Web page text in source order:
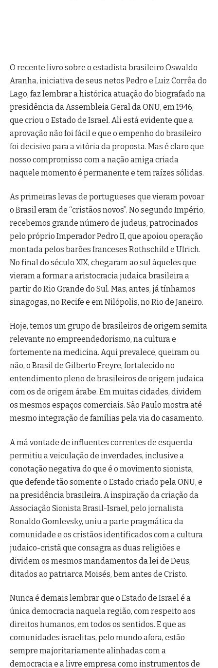
O recente livro sobre o estadista brasileiro Oswaldo
Aranha, iniciativa de seus netos Pedro e Luiz Corrêa do
Lago, faz lembrar a histórica atuação do biografado na
presidência da Assembleia Geral da ONU, em 1946,
que criou o Estado de Israel. Ali está evidente que a
aprovação não foi fácil e que o empenho do brasileiro
foi decisivo para a vitória da proposta. Mas é claro que
nosso compromisso com a nação amiga criada
naquele momento é permanente e tem raízes sólidas.
As primeiras levas de portugueses que vieram povoar
o Brasil eram de “cristãos novos”. No segundo Império,
recebemos grande número de judeus, patrocinados
pelo próprio Imperador Pedro II, que apoiou operação
montada pelos barões franceses Rothschild e Ulrich.
No final do século XIX, chegaram ao sul àqueles que
vieram a formar a aristocracia judaica brasileira a
partir do Rio Grande do Sul. Mas, antes, já tínhamos
sinagogas, no Recife e em Nilópolis, no Rio de Janeiro.
Hoje, temos um grupo de brasileiros de origem semita
relevante no empreendedorismo, na cultura e
fortemente na medicina. Aqui prevalece, queiram ou
não, o Brasil de Gilberto Freyre, fortalecido no
entendimento pleno de brasileiros de origem judaica
com os de origem árabe. Em muitas cidades, dividem
os mesmos espaços comerciais. São Paulo mostra até
mesmo integração de famílias pela via do casamento.
A má vontade de influentes correntes de esquerda
permitiu a veiculação de inverdades, inclusive a
conotação negativa do que é o movimento sionista,
que defende tão somente o Estado criado pela ONU, e
na presidência brasileira. A inspiração da criação da
Associação Sionista Brasil-Israel, pelo jornalista
Ronaldo Gomlevsky, uniu a parte pragmática da
comunidade e os cristãos identificados com a cultura
judaico-cristã que consagra as duas religiões e
dividem os mesmos mandamentos da lei de Deus,
ditados ao patriarca Moisés, bem antes de Cristo.
Nunca é demais lembrar que o Estado de Israel é a
única democracia naquela região, com respeito aos
direitos humanos, em todos os sentidos. E que as
comunidades israelitas, pelo mundo afora, estão
sempre majoritariamente alinhadas com a
democracia e a livre empresa como instrumentos de